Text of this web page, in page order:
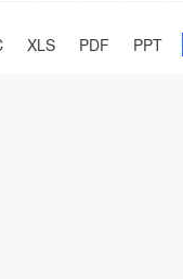
XLS PDF PPT